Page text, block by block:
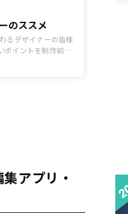
型デザイナーのススメ
るデザイナーの皆様
ポイントを制作前、
アプリ・